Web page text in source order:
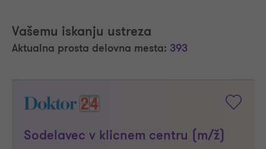
Vašemu iskanju ustreza
Aktualna prosta delovna mesta: 393
Sodelavec v klicnem centru (m/ž)